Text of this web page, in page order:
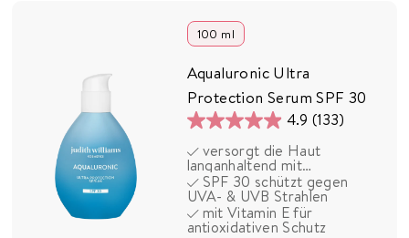
100 ml
Aqualuronic Ultra
Protection Serum SPF 30
4.9 (133)
4.9
von
5
Sternen.
133
versorgt die Haut
langanhaltend mit
Feuchtigkeit
SPF 30 schützt gegen
UVA- & UVB Strahlen
mit Vitamin E für
antioxidativen Schutz